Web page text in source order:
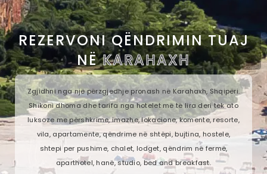
REZERVONI QËNDRIMIN TUAJ
NËKARAHAXH
Zgjidhni nga një përzgjedhje pronash në Karahaxh, Shqipëri.
Shikoni dhoma dhe tarifa nga hotelet më të lira deri tek ato
luksoze me përshkrime, imazhe, lokacione, komente, resorte,
vila, apartamente, qëndrime në shtëpi, bujtina, hostele,
shtepi per pushime, chalet, lodget, qëndrim në fermë,
aparthotel, hanë, studio, bed and breakfast.